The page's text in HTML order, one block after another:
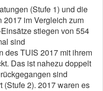
(Stufe 1) und die
2017 im Vergleich zum
stiegen von 554
sind
des TUIS 2017 mit ihrem
Das ist nahezu doppelt
sind
(Stufe 2). 2017 waren es